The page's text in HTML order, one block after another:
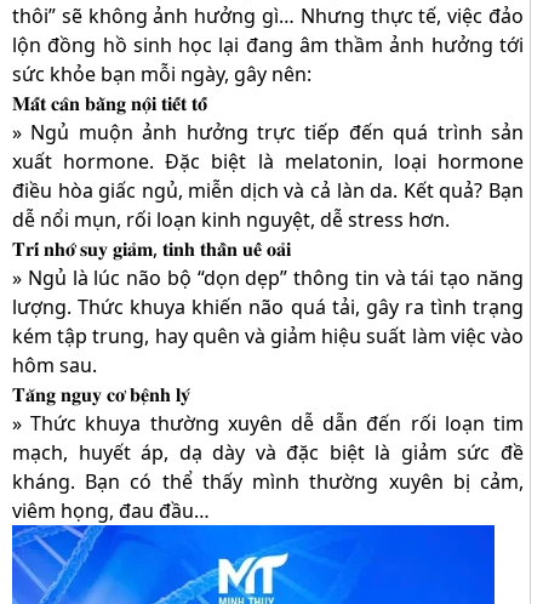
thôi” sẽ không ảnh hưởng gì… Nhưng thực tế, việc đảo
lộn đồng hồ sinh học lại đang âm thầm ảnh hưởng tới
sức khỏe bạn mỗi ngày, gây nên:
𝐌𝐚̂́𝐭 𝐜𝐚̂𝐧 𝐛𝐚̆̀𝐧𝐠 𝐧𝐨̣̂𝐢 𝐭𝐢𝐞̂́𝐭 𝐭𝐨̂́
» Ngủ muộn ảnh hưởng trực tiếp đến quá trình sản
xuất hormone. Đặc biệt là melatonin, loại hormone
điều hòa giấc ngủ, miễn dịch và cả làn da. Kết quả? Bạn
dễ nổi mụn, rối loạn kinh nguyệt, dễ stress hơn.
𝐓𝐫𝐢́ 𝐧𝐡𝐨̛́ 𝐬𝐮𝐲 𝐠𝐢𝐚̉𝐦, 𝐭𝐢𝐧𝐡 𝐭𝐡𝐚̂̀𝐧 𝐮𝐞̂̉ 𝐨𝐚̉𝐢
» Ngủ là lúc não bộ “dọn dẹp” thông tin và tái tạo năng
lượng. Thức khuya khiến não quá tải, gây ra tình trạng
kém tập trung, hay quên và giảm hiệu suất làm việc vào
hôm sau.
𝐓𝐚̆𝐧𝐠 𝐧𝐠𝐮𝐲 𝐜𝐨̛ 𝐛𝐞̣̂𝐧𝐡 𝐥𝐲́
» Thức khuya thường xuyên dễ dẫn đến rối loạn tim
mạch, huyết áp, dạ dày và đặc biệt là giảm sức đề
kháng. Bạn có thể thấy mình thường xuyên bị cảm,
viêm họng, đau đầu…